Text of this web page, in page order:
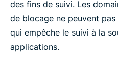
des fins de suivi. Les
de blocage ne peuvent
qui empêche le suivi à la
applications.